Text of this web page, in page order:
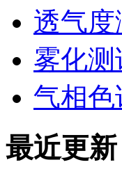
透气度
雾化测
气相色
最近更新